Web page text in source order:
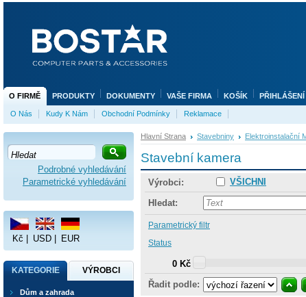
Hlavní Strana Stavebniny Elektroinstalační
Stavební kamera
Výrobci: VŠICHNI
Hledat:
Parametrický filtr
Status
0 Kč
Řadit podle:
Podrobné vyhledávání
Parametrické vyhledávání
Kč USD EUR
KATEGORIE VÝROBCI
Dům a zahrada
O FIRMĚ PRODUKTY DOKUMENTY VAŠE FIRMA KOŠÍK PŘIHLÁŠENÍ
O Nás Kudy K Nám Obchodní Podmínky Reklamace